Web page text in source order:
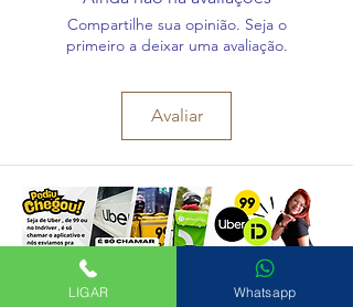
Compartilhe sua opinião. Seja o
primeiro a deixar uma avaliação.
Avaliar
LIGAR Whatsapp